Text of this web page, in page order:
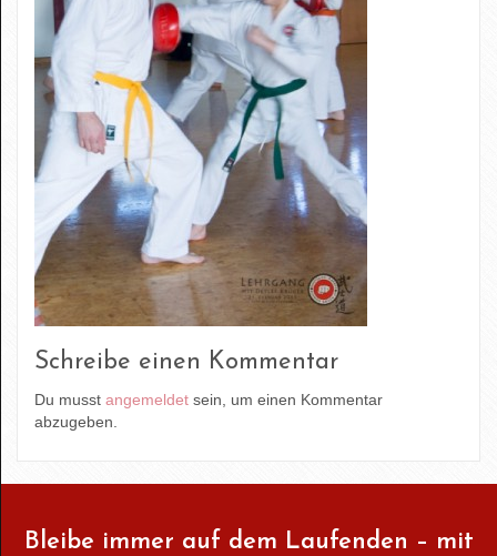
Schreibe einen Kommentar
Du musst angemeldet sein, um einen Kommentar
abzugeben.
Bleibe immer auf dem Laufenden – mit